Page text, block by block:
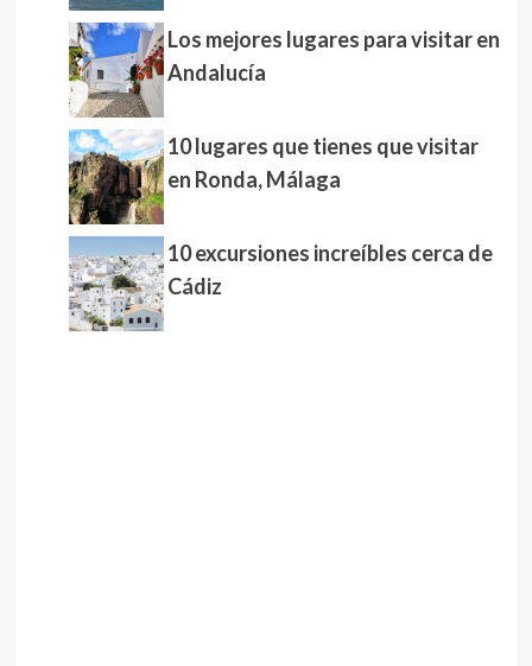
Los mejores lugares para visitar en
Andalucía
10 lugares que tienes que visitar
en Ronda, Málaga
10 excursiones increíbles cerca de
Cádiz